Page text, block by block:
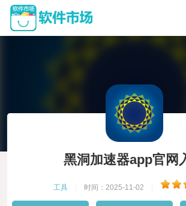
黑洞加速器app官网
工具 时间：2025-11-02